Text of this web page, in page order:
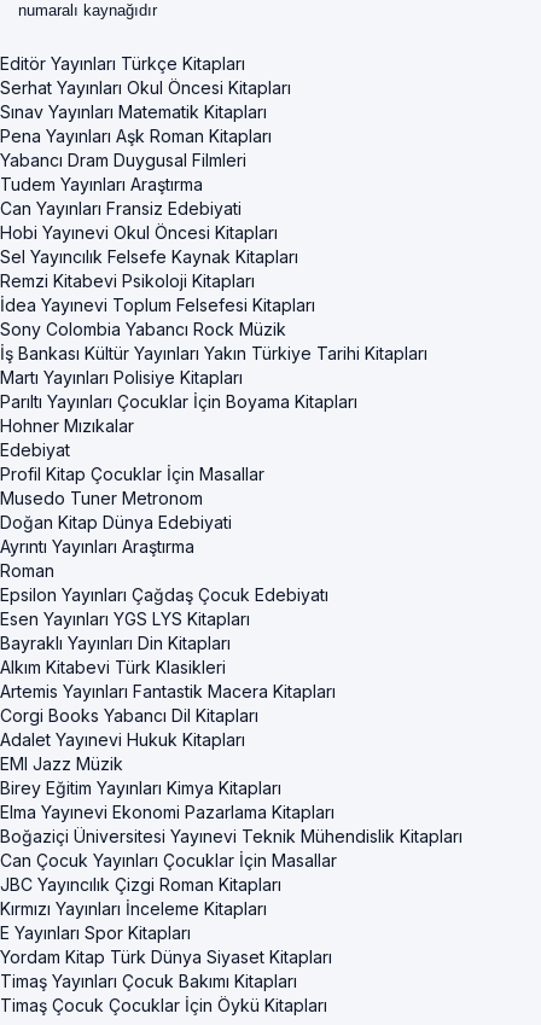
numaralı kaynağıdır
Editör Yayınları Türkçe Kitapları
Serhat Yayınları Okul Öncesi Kitapları
Sınav Yayınları Matematik Kitapları
Pena Yayınları Aşk Roman Kitapları
Yabancı Dram Duygusal Filmleri
Tudem Yayınları Araştırma
Can Yayınları Fransiz Edebiyati
Hobi Yayınevi Okul Öncesi Kitapları
Sel Yayıncılık Felsefe Kaynak Kitapları
Remzi Kitabevi Psikoloji Kitapları
İdea Yayınevi Toplum Felsefesi Kitapları
Sony Colombia Yabancı Rock Müzik
İş Bankası Kültür Yayınları Yakın Türkiye Tarihi Kitapları
Martı Yayınları Polisiye Kitapları
Parıltı Yayınları Çocuklar İçin Boyama Kitapları
Hohner Mızıkalar
Edebiyat
Profil Kitap Çocuklar İçin Masallar
Musedo Tuner Metronom
Doğan Kitap Dünya Edebiyati
Ayrıntı Yayınları Araştırma
Roman
Epsilon Yayınları Çağdaş Çocuk Edebiyatı
Esen Yayınları YGS LYS Kitapları
Bayraklı Yayınları Din Kitapları
Alkım Kitabevi Türk Klasikleri
Artemis Yayınları Fantastik Macera Kitapları
Corgi Books Yabancı Dil Kitapları
Adalet Yayınevi Hukuk Kitapları
EMI Jazz Müzik
Birey Eğitim Yayınları Kimya Kitapları
Elma Yayınevi Ekonomi Pazarlama Kitapları
Boğaziçi Üniversitesi Yayınevi Teknik Mühendislik Kitapları
Can Çocuk Yayınları Çocuklar İçin Masallar
JBC Yayıncılık Çizgi Roman Kitapları
Kırmızı Yayınları İnceleme Kitapları
E Yayınları Spor Kitapları
Yordam Kitap Türk Dünya Siyaset Kitapları
Timaş Yayınları Çocuk Bakımı Kitapları
Timaş Çocuk Çocuklar İçin Öykü Kitapları